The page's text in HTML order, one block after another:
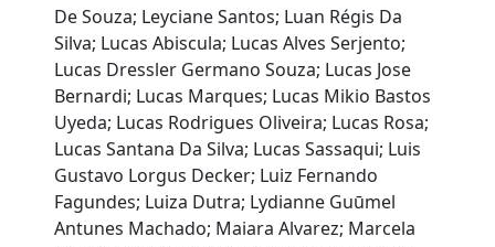
De Souza; Leyciane Santos; Luan Régis Da
Silva; Lucas Abiscula; Lucas Alves Serjento;
Lucas Dressler Germano Souza; Lucas Jose
Bernardi; Lucas Marques; Lucas Mikio Bastos
Uyeda; Lucas Rodrigues Oliveira; Lucas Rosa;
Lucas Santana Da Silva; Lucas Sassaqui; Luis
Gustavo Lorgus Decker; Luiz Fernando
Fagundes; Luiza Dutra; Lydianne Guūmel
Antunes Machado; Maiara Alvarez; Marcela